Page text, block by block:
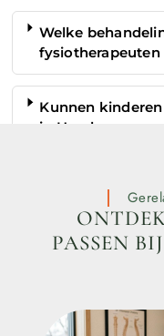
Welke
fysiotherapeuten
Kunnen
in
PASSEN